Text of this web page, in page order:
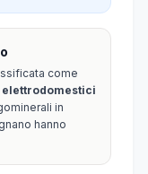
come
in
hanno